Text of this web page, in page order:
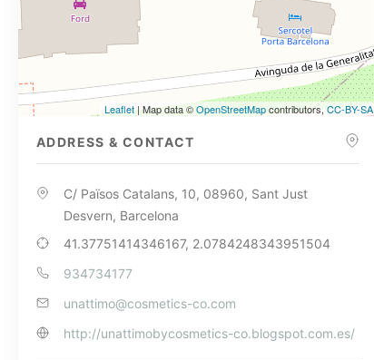
Leaflet | Map data ©OpenStreetMapcontributors,CC-BY-SA
ADDRESS & CONTACT
C/ Països Catalans, 10, 08960, Sant Just
Desvern, Barcelona
41.37751414346167, 2.0784248343951504
934734177
unattimo@cosmetics-co.com
http://unattimobycosmetics-co.blogspot.com.es/